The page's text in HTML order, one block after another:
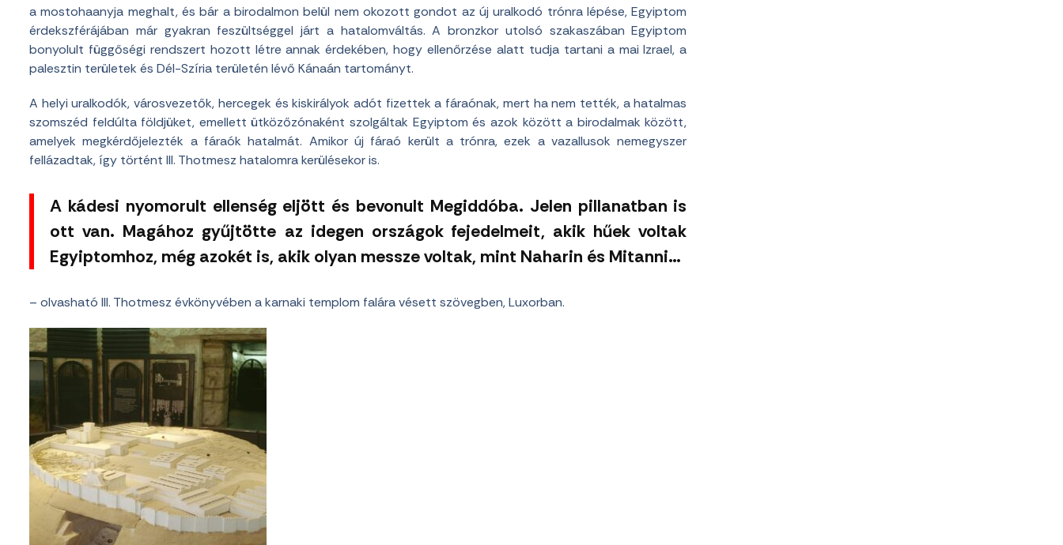
a mostohaanyja meghalt, és bár a birodalmon belül nem okozott gondot az új uralkodó trónra lépése, Egyiptom
érdekszférájában már gyakran feszültséggel járt a hatalomváltás. A bronzkor utolsó szakaszában Egyiptom
bonyolult függőségi rendszert hozott létre annak érdekében, hogy ellenőrzése alatt tudja tartani a mai Izrael, a
palesztin területek és Dél-Szíria területén lévő Kánaán tartományt.
A helyi uralkodók, városvezetők, hercegek és kiskirályok adót fizettek a fáraónak, mert ha nem tették, a hatalmas
szomszéd feldúlta földjüket, emellett ütközőzónaként szolgáltak Egyiptom és azok között a birodalmak között,
amelyek megkérdőjelezték a fáraók hatalmát. Amikor új fáraó került a trónra, ezek a vazallusok nemegyszer
fellázadtak, így történt III. Thotmesz hatalomra kerülésekor is.
A kádesi nyomorult ellenség eljött és bevonult Megiddóba. Jelen pillanatban is
ott van. Magához gyűjtötte az idegen országok fejedelmeit, akik hűek voltak
Egyiptomhoz, még azokét is, akik olyan messze voltak, mint Naharin és Mitanni…
– olvasható III. Thotmesz évkönyvében a karnaki templom falára vésett szövegben, Luxorban.